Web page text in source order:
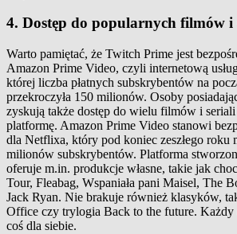
4. Dostęp do popularnych filmów i
Warto pamiętać, że Twitch Prime jest
Amazon Prime Video, czyli internetową
której liczba płatnych subskrybentów na
przekroczyła 150 milionów. Osoby
zyskują także dostęp do wielu filmów i
platformę. Amazon Prime Video stanowi
dla Netflixa, który pod koniec zeszłego roku
milionów subskrybentów. Platforma
oferuje m.in. produkcje własne, takie jak
Tour, Fleabag, Wspaniała pani Maisel, The
Jack Ryan. Nie brakuje również klasyków,
Office czy trylogia Back to the future. Każdy
coś dla siebie.